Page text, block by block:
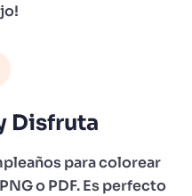
Disfruta
para colorear
o PDF. Es perfecto